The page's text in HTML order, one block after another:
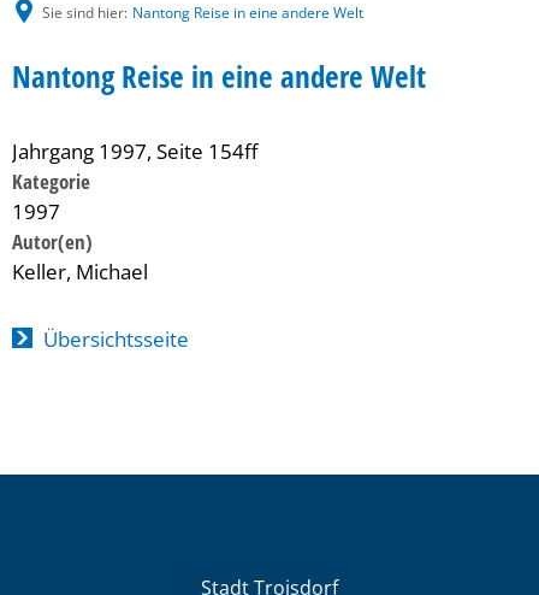
Sie sind hier: Nantong Reise in eine andere Welt
Nantong Reise in eine andere Welt
Jahrgang 1997, Seite 154ff
Kategorie
1997
Keller, Michael
Übersichtsseite
Stadt Troisdorf